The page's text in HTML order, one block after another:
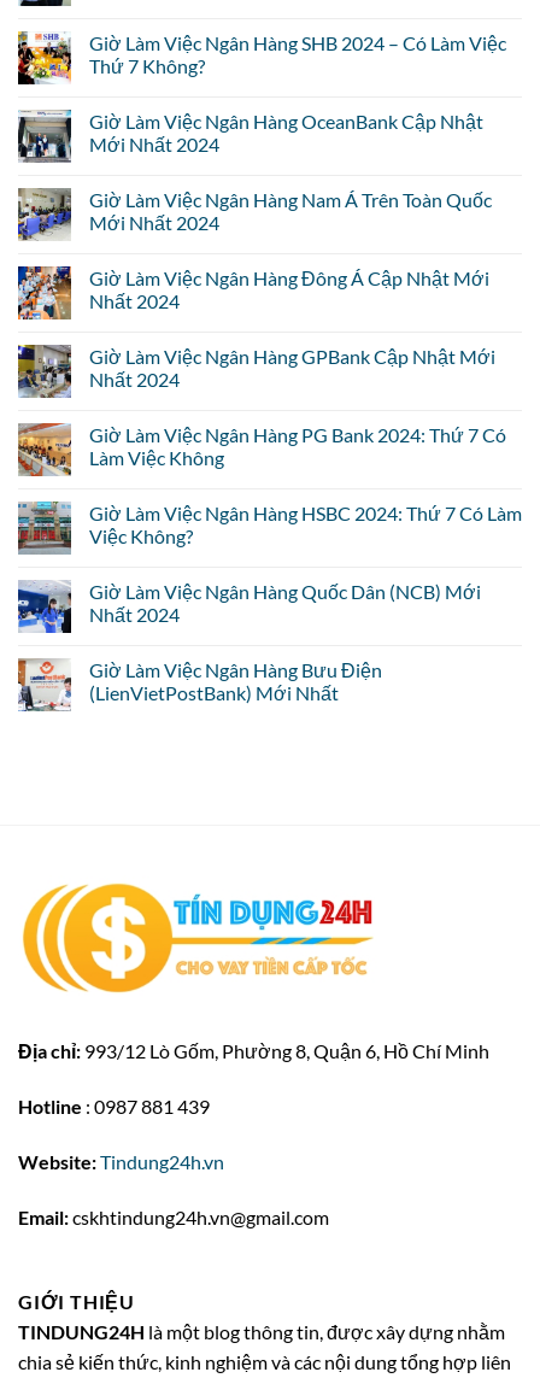
Giờ Làm Việc Ngân Hàng SHB 2024 – Có Làm Việc
Thứ 7 Không?
Giờ Làm Việc Ngân Hàng OceanBank Cập Nhật
Mới Nhất 2024
Giờ Làm Việc Ngân Hàng Nam Á Trên Toàn Quốc
Mới Nhất 2024
Giờ Làm Việc Ngân Hàng Đông Á Cập Nhật Mới
Nhất 2024
Giờ Làm Việc Ngân Hàng GPBank Cập Nhật Mới
Nhất 2024
Giờ Làm Việc Ngân Hàng PG Bank 2024: Thứ 7 Có
Làm Việc Không
Giờ Làm Việc Ngân Hàng HSBC 2024: Thứ 7 Có Làm
Việc Không?
Giờ Làm Việc Ngân Hàng Quốc Dân (NCB) Mới
Nhất 2024
Giờ Làm Việc Ngân Hàng Bưu Điện
(LienVietPostBank) Mới Nhất
Địa chỉ: 993/12 Lò Gốm, Phường 8, Quận 6, Hồ Chí Minh
Hotline : 0987 881 439
Website:Tindung24h.vn
Email:cskhtindung24h.vn@gmail.com
GIỚI THIỆU
TINDUNG24H là một blog thông tin, được xây dựng nhằm
chia sẻ kiến thức, kinh nghiệm và các nội dung tổng hợp liên